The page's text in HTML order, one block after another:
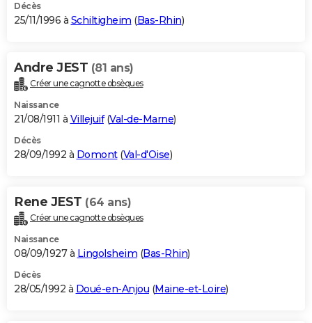
Décès
25/11/1996 à Schiltigheim (Bas-Rhin)
Andre JEST (81 ans)
Créer une cagnotte obsèques
Naissance
21/08/1911 à Villejuif(Val-de-Marne)
Décès
28/09/1992 à Domont(Val-d'Oise)
Rene JEST (64 ans)
Créer une cagnotte obsèques
Naissance
08/09/1927 à Lingolsheim (Bas-Rhin)
Décès
28/05/1992 à Doué-en-Anjou (Maine-et-Loire)